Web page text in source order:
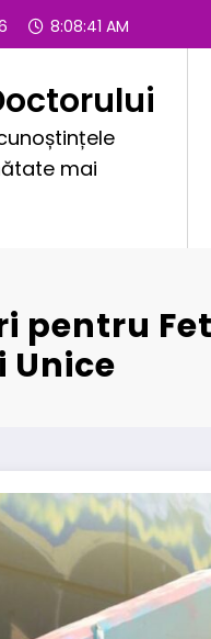
8:08:43 AM
mai
pentru
Unice